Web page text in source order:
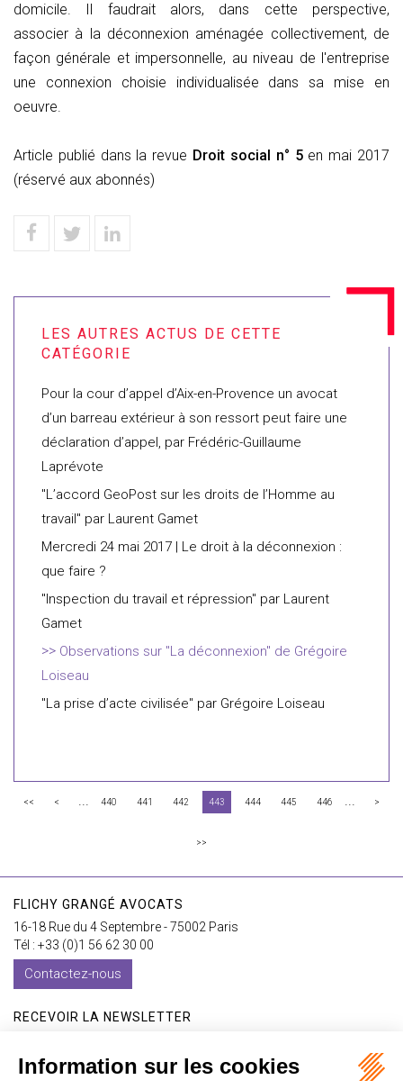
domicile. Il faudrait alors, dans cette perspective,
associer à la déconnexion aménagée collectivement, de
façon générale et impersonnelle, au niveau de l'entreprise
une connexion choisie individualisée dans sa mise en
oeuvre.
Article publié dans la revue Droit social n° 5en mai 2017
(réservé aux abonnés)
Pour la cour d’appel d’Aix-en-Provence un avocat
d’un barreau extérieur à son ressort peut faire une
déclaration d’appel, par Frédéric-Guillaume
Laprévote
"L’accord GeoPost sur les droits de l’Homme au
travail" par Laurent Gamet
Mercredi 24 mai 2017 | Le droit à la déconnexion :
que faire ?
"Inspection du travail et répression" par Laurent
Gamet
Observations sur "La déconnexion" de Grégoire
Loiseau
"La prise d’acte civilisée" par Grégoire Loiseau
<< < ... 440 441 442 443 444 445 446 ... >
>>
FLICHY GRANGÉ AVOCATS
16-18 Rue du 4 Septembre - 75002 Paris
Tél : +33 (0)1 56 62 30 00
Contactez-nous
RECEVOIR LA NEWSLETTER
Je m'inscris